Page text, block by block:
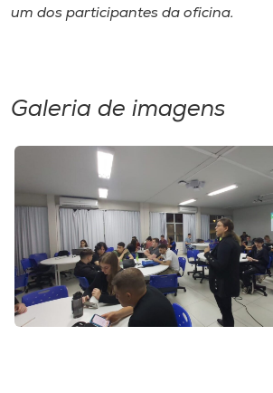
um dos participantes da oficina.
Galeria de imagens